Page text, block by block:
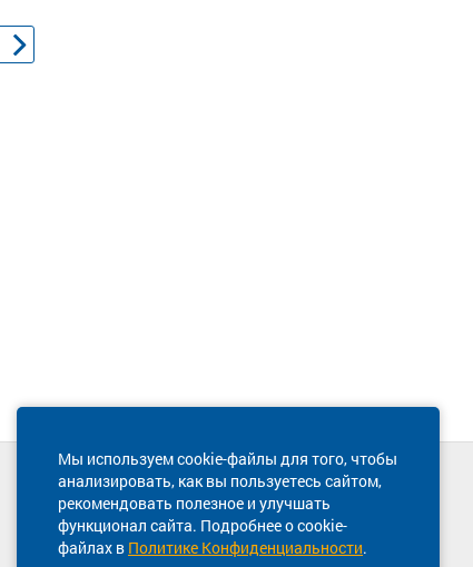
Мы используем cookie-файлы для того, чтобы
анализировать, как вы пользуетесь сайтом,
рекомендовать полезное и улучшать
функционал сайта. Подробнее о cookie-
файлах в Политике Конфиденциальности.
Техническая поддержка сайта
8 800 600-03-38